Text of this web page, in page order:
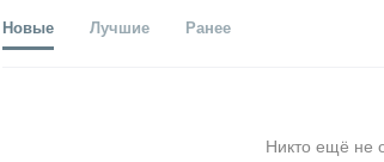
Новые Лучшие Ранее
Никто ещё не